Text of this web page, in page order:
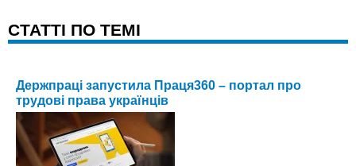
CТАТТІ ПО ТЕМІ
Держпраці запустила Праця360 – портал про
трудові права українців